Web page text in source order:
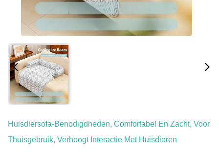
Huisdiersofa-Benodigdheden, Comfortabel En Zacht, Voor
Thuisgebruik, Verhoogt Interactie Met Huisdieren